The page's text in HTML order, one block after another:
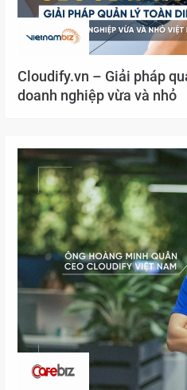
Cloudify.vn – Giải pháp
doanh nghiệp vừa và nhỏ